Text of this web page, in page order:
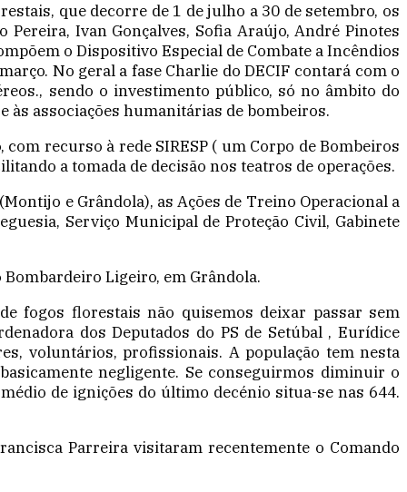
que decorre de 1 de julho a 30 de setembro, os
Ivan Gonçalves, Sofia Araújo, André Pinotes
o Dispositivo Especial de Combate a Incêndios
No geral a fase Charlie do DECIF contará com o
sendo o investimento público, só no âmbito do
associações humanitárias de bombeiros.
recurso à rede SIRESP ( um Corpo de Bombeiros
a tomada de decisão nos teatros de operações.
e Grândola), as Ações de Treino Operacional a
Serviço Municipal de Proteção Civil, Gabinete
Ligeiro, em Grândola.
fogos florestais não quisemos deixar passar sem
dos Deputados do PS de Setúbal , Eurídice
voluntários, profissionais. A população tem nesta
negligente. Se conseguirmos diminuir o
de ignições do último decénio situa-se nas 644.
Parreira visitaram recentemente o Comando